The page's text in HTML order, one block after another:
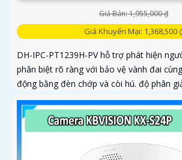
Giá Bán: 1,955,000 ₫
Giá Khuyến Mại: 1,368,500
DH-IPC-PT1239H-PV hỗ trợ phát hiện
phân biệt rõ ràng với bảo vệ vành đai
động bằng đèn chớp và còi hú. độ phân
sác nét kêt hợp cùng loa và mic thu âm
chát lượng cao